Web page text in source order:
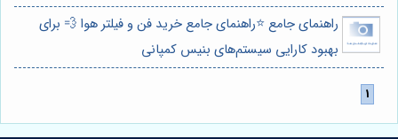
راهنمای جامع ⭐️راهنمای جامع خرید فن و فیلتر هوا 💨 برای
بهبود کارایی سیستم‌های بنیس کمپانی